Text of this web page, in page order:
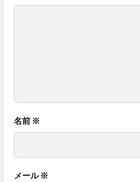
名前 ※
メール※